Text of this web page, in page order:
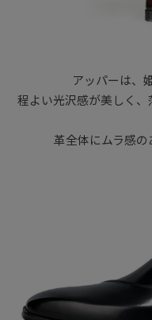
アッパーは、
程よい光沢感が美しく
革全体にムラ感の